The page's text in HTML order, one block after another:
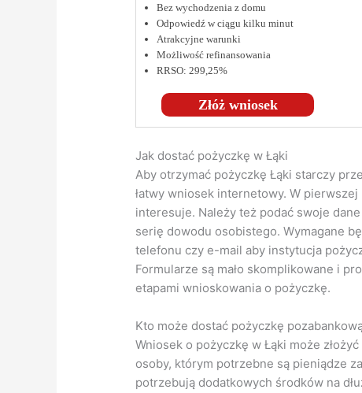
Złóż wniosek
Bez wychodzenia z domu
Odpowiedź w ciągu kilku minut
Atrakcyjne warunki
Możliwość refinansowania
RRSO: 299,25%
Jak dostać pożyczkę w Łąki
Aby otrzymać pożyczkę Łąki starczy
łatwy wniosek internetowy. W
interesuje. Należy też podać swoje
serię dowodu osobistego. Wymagane
telefonu czy e-mail aby instytucja
Formularze są mało skomplikowane i
etapami wnioskowania o pożyczkę.
Kto może dostać pożyczkę
Wniosek o pożyczkę w Łąki może
osoby, którym potrzebne są pieniądze
potrzebują dodatkowych środków na